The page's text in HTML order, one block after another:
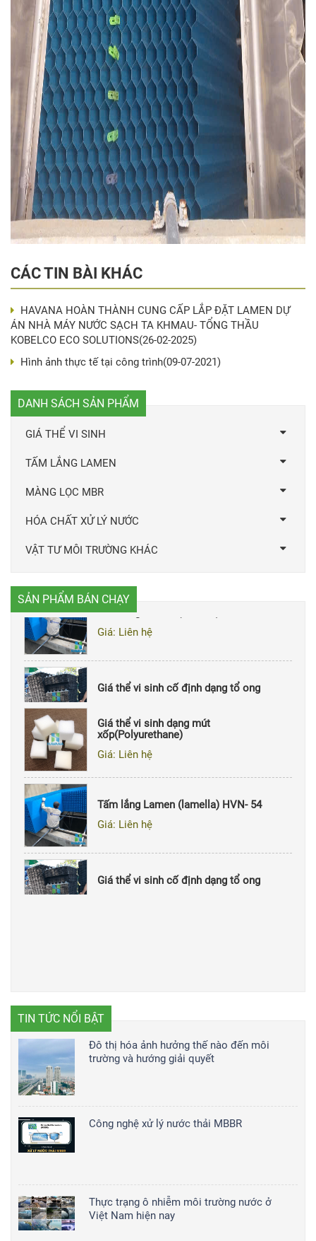
CÁC TIN BÀI KHÁC
HAVANA HOÀN THÀNH CUNG CẤP LẮP ĐẶT LAMEN DỰ
ÁN NHÀ MÁY NƯỚC SẠCH TA KHMAU- TỔNG THẦU
KOBELCO ECO SOLUTIONS(26-02-2025)
Hình ảnh thực tế tại công trình(09-07-2021)
DANH SÁCH SẢN PHẨM
GIÁ THỂ VI SINH
TẤM LẮNG LAMEN
MÀNG LỌC MBR
HÓA CHẤT XỬ LÝ NƯỚC
VẬT TƯ MÔI TRƯỜNG KHÁC
SẢN PHẨM BÁN CHẠY
xốp(Polyurethane)
Tấm lắng Lamen (lamella) HVN- 54
Giá: Liên hệ
Giá thể vi sinh cố định dạng tổ ong
Giá: Liên hệ
Giá thể vi sinh cố định dạng sợi
Giá thể vi sinh dạng mút
Giá: Liên hệ
Tấm lắng Lamen (lamella) HVN- 54
Giá: Liên hệ
Giá thể vi sinh cố định dạng tổ ong
Giá: Liên hệ
TIN TỨC NỔI BẬT
Đô thị hóa ảnh hưởng thế nào đến môi
trường và hướng giải quyết
Công nghệ xử lý nước thải MBBR
Thực trạng ô nhiễm môi trường nước ở
Việt Nam hiện nay